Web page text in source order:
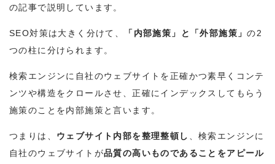
の記事で説明しています。
SEO対策は大きく分けて、 「内部施策」と「外部施策」の2
つの柱に分けられます。
検索エンジンに自社のウェブサイトを正確かつ素早くコンテ
ンツや構造をクロールさせ、正確にインデックスしてもらう
施策のことを内部施策と言います。
つまりは、 ウェブサイト内部を整理整頓し
、検索エンジンに
自社のウェブサイトが品質の高いものであることをアピール